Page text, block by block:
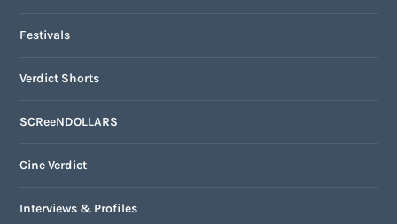
Festivals
Verdict Shorts
SCReeNDOLLARS
Cine Verdict
Interviews & Profiles